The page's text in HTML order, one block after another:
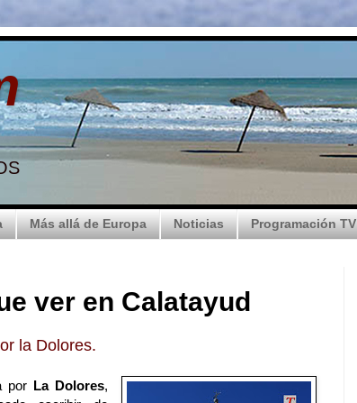
Más allá de Europa Noticias Programación TV
ver en Calatayud
la Dolores.
por La Dolores,